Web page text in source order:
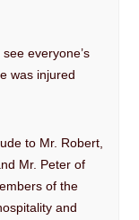
everyone’s
was injured
to Mr. Robert,
Mr. Peter of
of the
and